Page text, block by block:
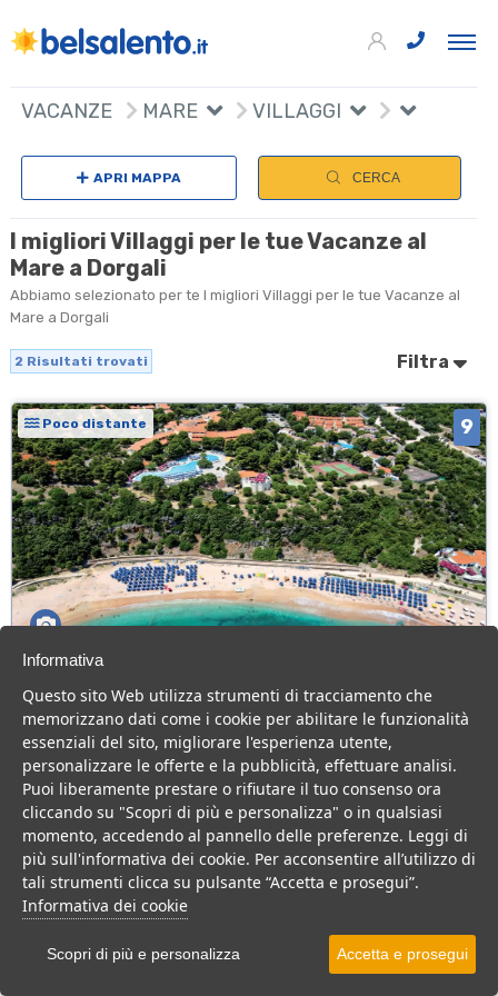
VACANZE MARE VILLAGGI
APRI MAPPA CERCA
I migliori Villaggi per le tue Vacanze al
Mare a Dorgali
Abbiamo selezionato per te I migliori Villaggi per le tue Vacanze al
Mare a Dorgali
2 Risultati trovati Filtra
Poco distante 9
Sardegna > Dorgali > Cala Gonone
423 Camere
Resort a pochi passi dallo splendido mare sardo, con piscine e
animazione, animali ammessi.
Villaggio Resort
VEDI SU MAPPA
+
Informativa
Questo sito Web utilizza strumenti di tracciamento che
memorizzano dati come i cookie per abilitare le funzionalità
essenziali del sito, migliorare l'esperienza utente,
personalizzare le offerte e la pubblicità, effettuare analisi.
Puoi liberamente prestare o rifiutare il tuo consenso ora
cliccando su "Scopri di più e personalizza" o in qualsiasi
momento, accedendo al pannello delle preferenze. Leggi di
più sull'informativa dei cookie. Per acconsentire all’utilizzo di
tali strumenti clicca su pulsante “Accetta e prosegui”.
Informativa dei cookie
Scopri di più e personalizza Accetta e prosegui